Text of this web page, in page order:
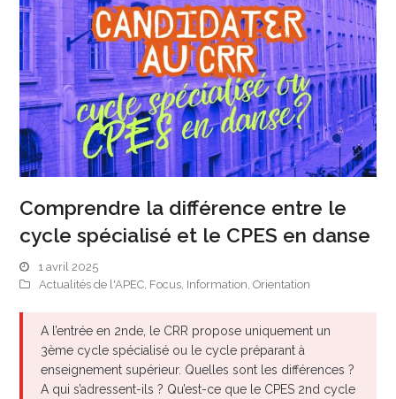
Comprendre la différence entre le
cycle spécialisé et le CPES en danse
1 avril 2025
Actualités de l'APEC, Focus, Information,Orientation
A l’entrée en 2nde, le CRR propose uniquement un
3ème cycle spécialisé ou le cycle préparant à
enseignement supérieur. Quelles sont les différences ?
A qui s’adressent-ils ? Qu’est-ce que le CPES 2nd cycle